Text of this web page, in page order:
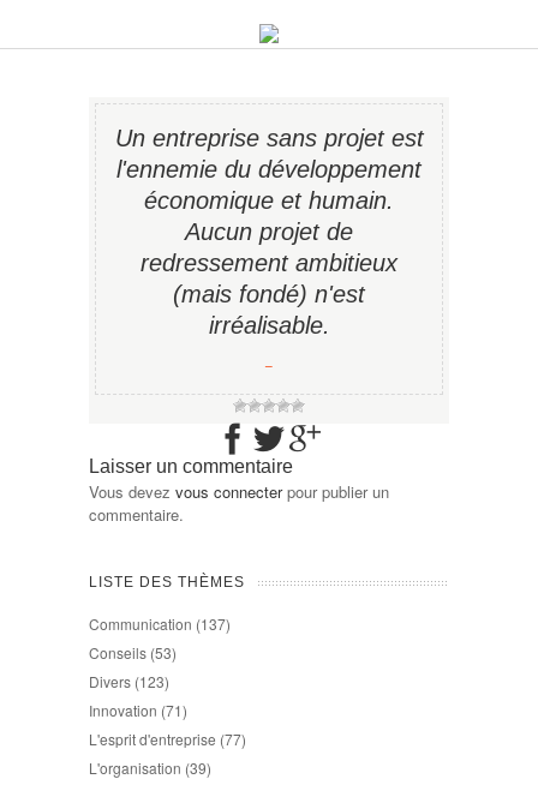
Un entreprise sans projet est
l'ennemie du développement
économique et humain.
Aucun projet de
redressement ambitieux
(mais fondé) n'est
irréalisable.
−
Laisser un commentaire
Vous devez vous connecterpour publier un
commentaire.
LISTE DES THÈMES
Communication (137)
Conseils (53)
Divers (123)
Innovation (71)
L'esprit d'entreprise (77)
L'organisation (39)